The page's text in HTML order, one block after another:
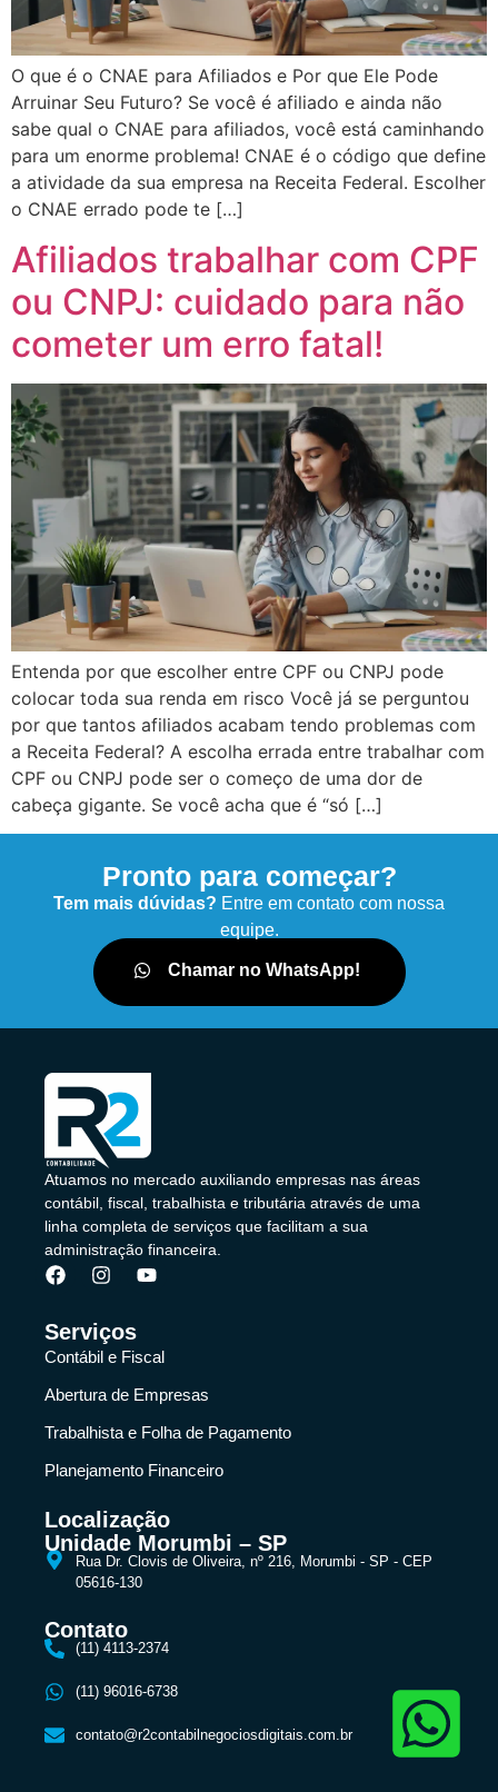
O que é o CNAE para Afiliados e Por que Ele Pode
Arruinar Seu Futuro? Se você é afiliado e ainda não
sabe qual o CNAE para afiliados, você está caminhando
para um enorme problema! CNAE é o código que define
a atividade da sua empresa na Receita Federal. Escolher
o CNAE errado pode te […]
Afiliados trabalhar com CPF
ou CNPJ: cuidado para não
cometer um erro fatal!
Entenda por que escolher entre CPF ou CNPJ pode
colocar toda sua renda em risco Você já se perguntou
por que tantos afiliados acabam tendo problemas com
a Receita Federal? A escolha errada entre trabalhar com
CPF ou CNPJ pode ser o começo de uma dor de
cabeça gigante. Se você acha que é “só […]
Pronto para começar?
Tem mais dúvidas? Entre em contato com nossa
equipe.
Chamar no WhatsApp!
Atuamos no mercado auxiliando empresas nas áreas
contábil, fiscal, trabalhista e tributária através de uma
linha completa de serviços que facilitam a sua
administração financeira.
Serviços
Contábil e Fiscal
Abertura de Empresas
Trabalhista e Folha de Pagamento
Planejamento Financeiro
Localização
Unidade Morumbi – SP
Rua Dr. Clovis de Oliveira, nº 216, Morumbi - SP - CEP
05616-130
Contato
(11) 4113-2374
(11) 96016-6738
contato@r2contabilnegociosdigitais.com.br